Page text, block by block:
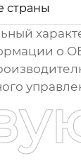
страны
о